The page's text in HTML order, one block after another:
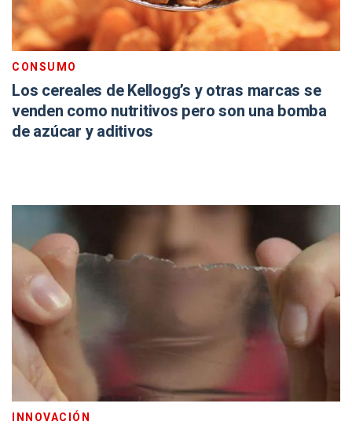
CONSUMO
Los cereales de Kellogg’s y otras marcas se
venden como nutritivos pero son una bomba
de azúcar y aditivos
INNOVACIÓN